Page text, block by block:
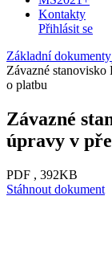
Kontakty
Přihlásit se
Základní
Závazné
o platbu
Závazné
úpravy v
PDF , 392KB
Stáhnout dokument